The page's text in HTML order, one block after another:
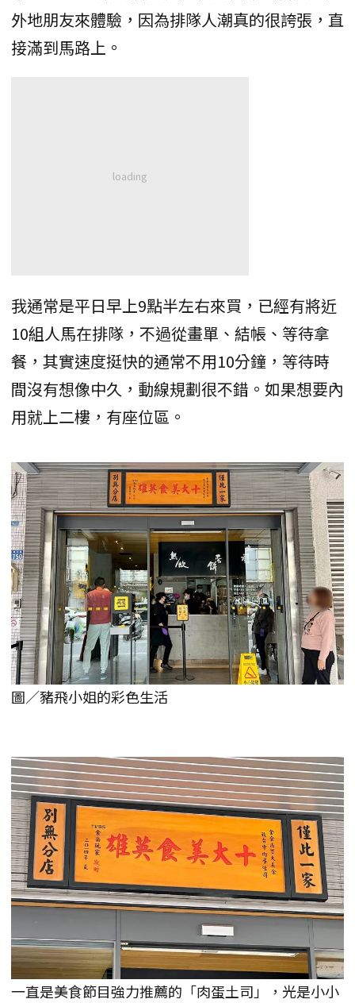
外地朋友來體驗，因為排隊人潮真的很誇張，直
接滿到馬路上。
我通常是平日早上9點半左右來買，已經有將近
10組人馬在排隊，不過從畫單、結帳、等待拿
餐，其實速度挺快的通常不用10分鐘，等待時
間沒有想像中久，動線規劃很不錯。如果想要內
用就上二樓，有座位區。
圖／豬飛小姐的彩色生活
一直是美食節目強力推薦的「肉蛋土司」，光是小小